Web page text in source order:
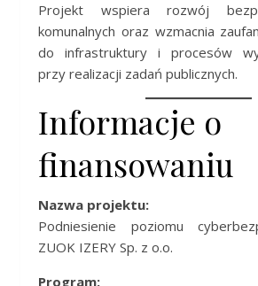
Projekt wspiera rozwój
komunalnych oraz wzmacnia
do infrastruktury i procesów
przy realizacji zadań publicznych.
Informacje o
finansowaniu
Nazwa projektu:
Podniesienie poziomu
ZUOK IZERY Sp. z o.o.
Program: